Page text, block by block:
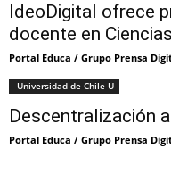
IdeoDigital ofrece
docente en
Portal Educa / Grupo Prensa
Universidad de Chile U
Descentralización
Portal Educa / Grupo Prensa